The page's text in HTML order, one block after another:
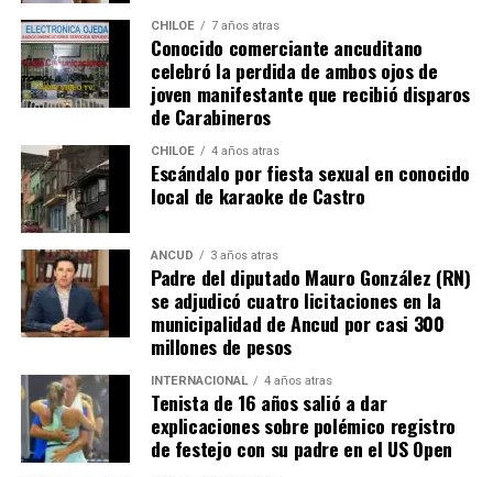
subrayan inversiones emblemáticas en la región, como
la construcción de nuevos edificios consistoriales en
Chaitén y Dalcahue, ambos financiados en un 60% por
la Subdere, con más de 5.900 millones de pesos y 4.400
millones de pesos, respectivamente.
La minuta afirma que estos avances reflejan una apuesta
por la equidad territorial, y que se continuará apoyando
a las comunas con mayores necesidades, aunque en la
práctica, los alcaldes coinciden en que el actual
escenario genera incertidumbre y podría traducirse en
la paralización de iniciativas prioritarias para el
desarrollo local.
“Seguimos trabajando con esperanza, pero sin
certezas”, concluyó el alcalde de Quemchi, reflejando el
sentimiento generalizado entre los ediles de Chiloé ante
la disminución de recursos provenientes de la Subdere.
impulsando el turismo y fortaleciendo la economía
local. Resta ver si la apuesta del alcalde obtiene el
respaldo necesario para avanzar en esta ambiciosa
iniciativa.
CHILOE 7 años atras
Conocido comerciante ancuditano
celebró la perdida de ambos ojos de
joven manifestante que recibió disparos
de Carabineros
CHILOE 4 años atras
Escándalo por fiesta sexual en conocido
local de karaoke de Castro
ANCUD 3 años atras
Padre del diputado Mauro González (RN)
se adjudicó cuatro licitaciones en la
municipalidad de Ancud por casi 300
millones de pesos
INTERNACIONAL 4 años atras
Tenista de 16 años salió a dar
explicaciones sobre polémico registro
de festejo con su padre en el US Open